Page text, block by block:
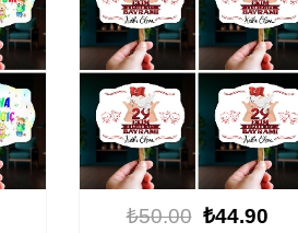
₺50.00 ₺44.90